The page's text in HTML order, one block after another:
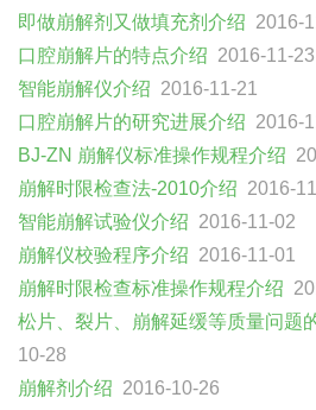
即做崩解剂又做填充剂介绍 2016-
口腔崩解片的特点介绍 2016-11-23
智能崩解仪介绍 2016-11-21
口腔崩解片的研究进展介绍 2016-
BJ-ZN 崩解仪标准操作规程介绍
崩解时限检查法-2010介绍 2016-
智能崩解试验仪介绍 2016-11-02
崩解仪校验程序介绍 2016-11-01
崩解时限检查标准操作规程介绍
松片、裂片、崩解延缓等质量问题
10-28
崩解剂介绍 2016-10-26